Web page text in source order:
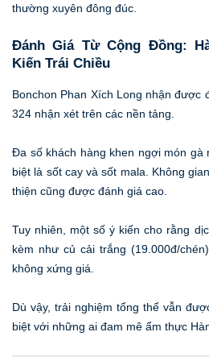
thường xuyên đông đúc.
Đánh Giá Từ Cộng Đồng:
Kiến Trái Chiều
Bonchon Phan Xích Long nhận được
324 nhận xét trên các nền tảng.
Đa số khách hàng khen ngợi món gà
biệt là sốt cay và sốt mala. Không
thiện cũng được đánh giá cao.
Tuy nhiên, một số ý kiến cho rằng
kèm như củ cải trắng (19.000đ/
không xứng giá.
Dù vậy, trải nghiệm tổng thể vẫn
biệt với những ai đam mê ẩm thực